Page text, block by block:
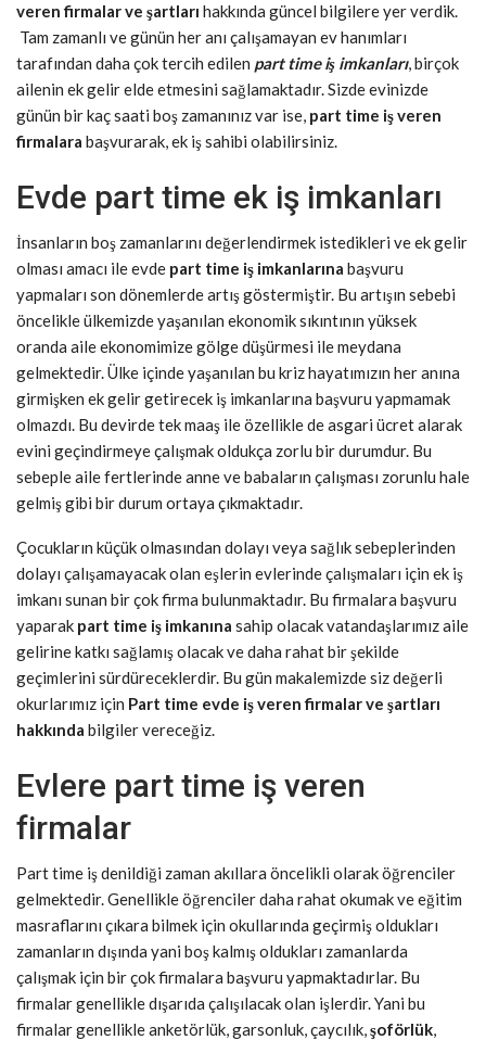
veren firmalar ve şartları hakkında güncel bilgilere yer verdik.
Tam zamanlı ve günün her anı çalışamayan ev hanımları
tarafından daha çok tercih edilen part time iş imkanları, birçok
ailenin ek gelir elde etmesini sağlamaktadır. Sizde evinizde
günün bir kaç saati boş zamanınız var ise, part time iş veren
firmalara başvurarak, ek iş sahibi olabilirsiniz.
Evde part time ek iş imkanları
İnsanların boş zamanlarını değerlendirmek istedikleri ve ek gelir
olması amacı ile evde part time iş imkanlarına başvuru
yapmaları son dönemlerde artış göstermiştir. Bu artışın sebebi
öncelikle ülkemizde yaşanılan ekonomik sıkıntının yüksek
oranda aile ekonomimize gölge düşürmesi ile meydana
gelmektedir. Ülke içinde yaşanılan bu kriz hayatımızın her anına
girmişken ek gelir getirecek iş imkanlarına başvuru yapmamak
olmazdı. Bu devirde tek maaş ile özellikle de asgari ücret alarak
evini geçindirmeye çalışmak oldukça zorlu bir durumdur. Bu
sebeple aile fertlerinde anne ve babaların çalışması zorunlu hale
gelmiş gibi bir durum ortaya çıkmaktadır.
Çocukların küçük olmasından dolayı veya sağlık sebeplerinden
dolayı çalışamayacak olan eşlerin evlerinde çalışmaları için ek iş
imkanı sunan bir çok firma bulunmaktadır. Bu firmalara başvuru
yaparak part time iş imkanına sahip olacak vatandaşlarımız aile
gelirine katkı sağlamış olacak ve daha rahat bir şekilde
geçimlerini sürdüreceklerdir. Bu gün makalemizde siz değerli
okurlarımız için Part time evde iş veren firmalar ve şartları
hakkında bilgiler vereceğiz.
Evlere part time iş veren
firmalar
Part time iş denildiği zaman akıllara öncelikli olarak öğrenciler
gelmektedir. Genellikle öğrenciler daha rahat okumak ve eğitim
masraflarını çıkara bilmek için okullarında geçirmiş oldukları
zamanların dışında yani boş kalmış oldukları zamanlarda
çalışmak için bir çok firmalara başvuru yapmaktadırlar. Bu
firmalar genellikle dışarıda çalışılacak olan işlerdir. Yani bu
firmalar genellikle anketörlük, garsonluk, çaycılık,şoförlük,